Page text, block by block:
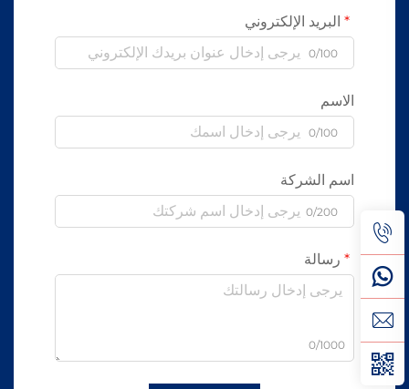
البريد الإلكتروني
0/100
الاسم
0/100
اسم الشركة
0/200
رسالة
0/1000